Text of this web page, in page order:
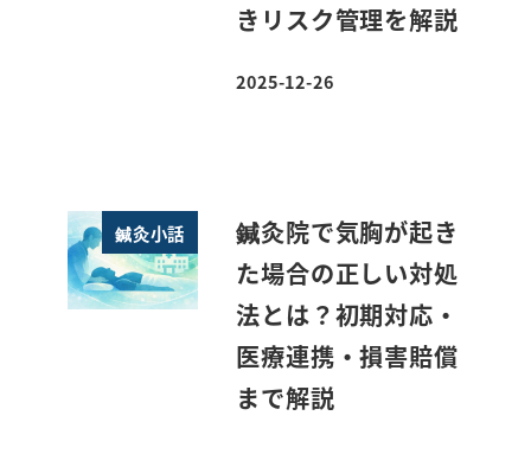
きリスク管理を解説
投稿日
2025-12-26
鍼灸小話
鍼灸院で気胸が起き
た場合の正しい対処
法とは？初期対応・
医療連携・損害賠償
まで解説